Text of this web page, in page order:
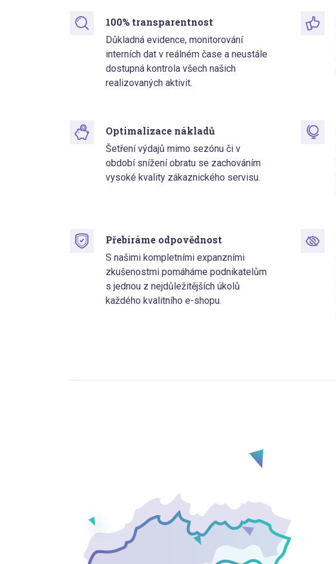
100% transparentnost
Důkladná evidence, monitorování
interních dat v reálném čase a neustále
dostupná kontrola všech našich
realizovaných aktivit.
Optimalizace nákladů
Šetření výdajů mimo sezónu či v
období snížení obratu se zachováním
vysoké kvality zákaznického servisu.
Přebíráme odpovědnost
S našimi kompletními expanzními
zkušenostmi pomáháme podnikatelům
s jednou z nejdůležitějších úkolů
každého kvalitního e-shopu.